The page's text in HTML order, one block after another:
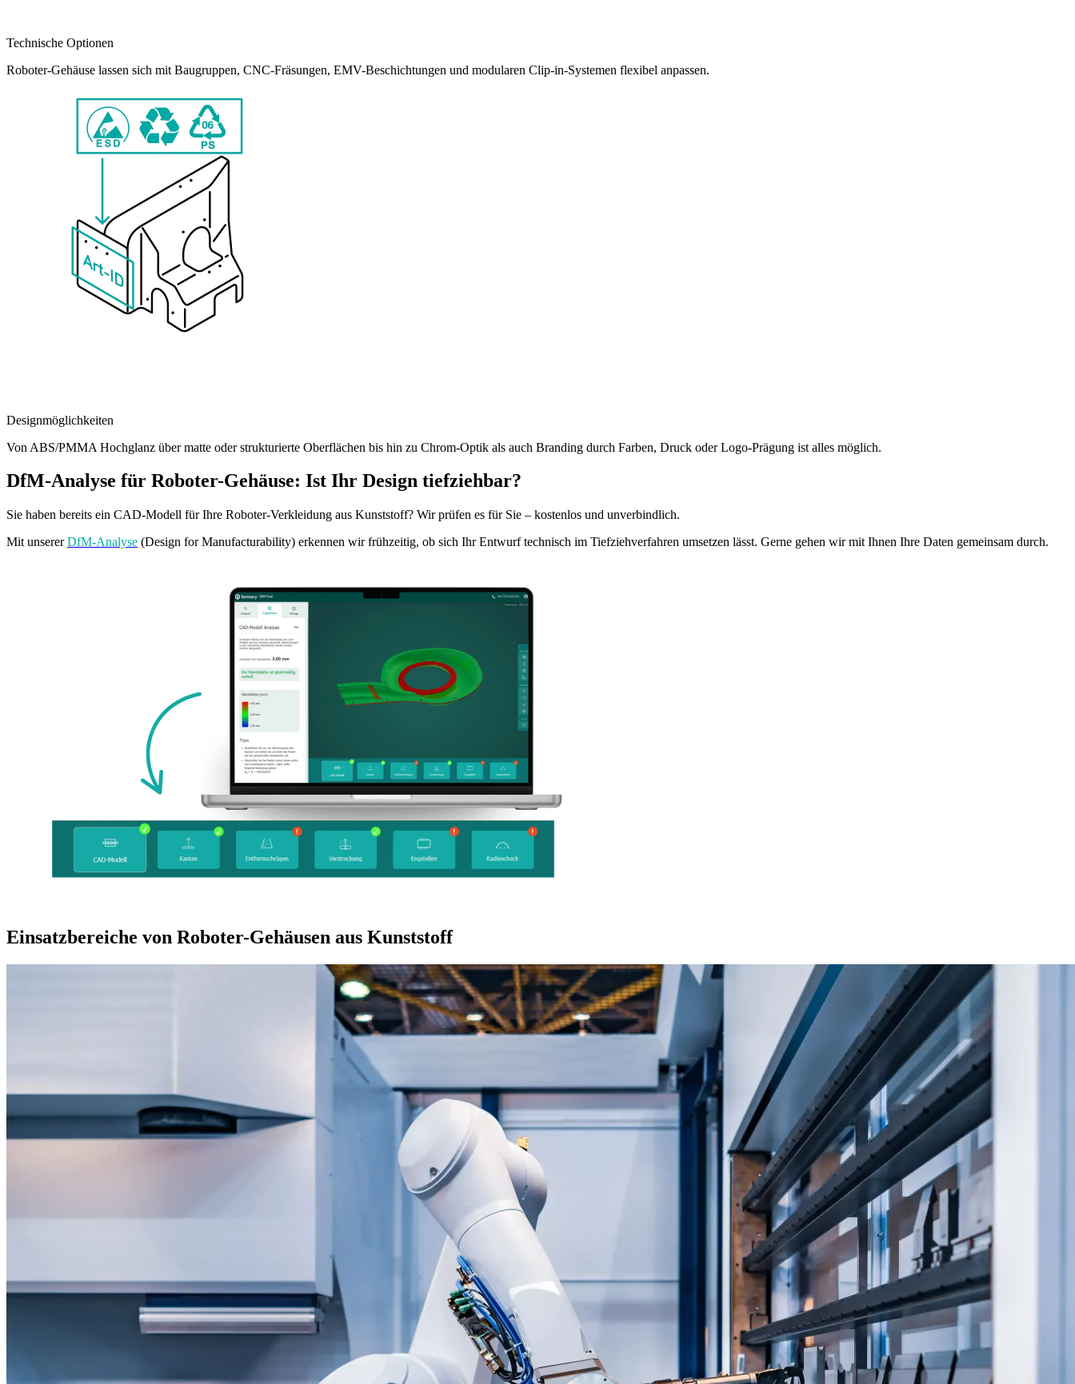
Technische Optionen
Roboter-Gehäuse lassen sich mit Baugruppen, CNC-Fräsungen, EMV-Beschichtungen und modularen Clip-in-Systemen flexibel anpassen.
Designmöglichkeiten
Von ABS/PMMA Hochglanz über matte oder strukturierte Oberflächen bis hin zu Chrom-Optik als auch Branding durch Farben, Druck oder Logo-Prägung ist alles möglich.
DfM-Analyse für Roboter-Gehäuse: Ist Ihr Design tiefziehbar?
Sie haben bereits ein CAD-Modell für Ihre Roboter-Verkleidung aus Kunststoff? Wir prüfen es für Sie – kostenlos und unverbindlich.
Mit unsererDfM-Analyse (Design for Manufacturability) erkennen wir frühzeitig, ob sich Ihr Entwurf technisch im Tiefziehverfahren umsetzen lässt. Gerne gehen wir mit Ihnen Ihre Daten gemeinsam durch.
Einsatzbereiche von Roboter-Gehäusen aus Kunststoff